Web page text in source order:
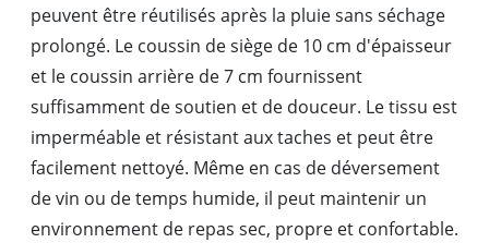
peuvent être réutilisés après la pluie sans séchage
prolongé. Le coussin de siège de 10 cm d'épaisseur
et le coussin arrière de 7 cm fournissent
suffisamment de soutien et de douceur. Le tissu est
imperméable et résistant aux taches et peut être
facilement nettoyé. Même en cas de déversement
de vin ou de temps humide, il peut maintenir un
environnement de repas sec, propre et confortable.